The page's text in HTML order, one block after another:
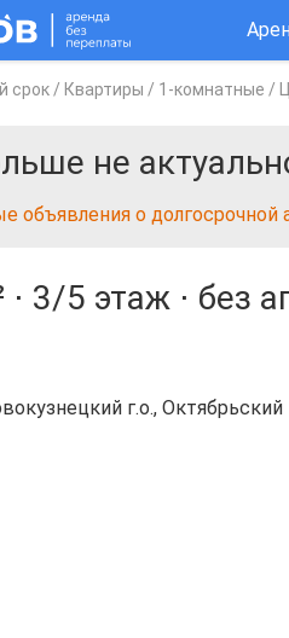
срок / Квартиры / 1-комнатные /
не
объявления о
⋅ 3/5 этаж ⋅ без
г.о., Октябрьский